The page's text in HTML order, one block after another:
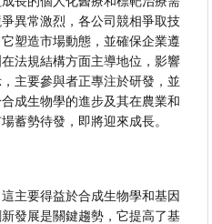
異常激烈，各公司競相爭取技
塑造市場動態，並確保企業遵
法規結構方面主導地位，影響
主要參與者正專注於研發，並
成生物學的進步及其在農業和
蓄勢待發，即將迎來成長。
主要得益於合成生物學和基因
發展是關鍵趨勢，它提高了基